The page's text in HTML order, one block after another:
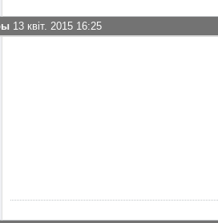
13 квіт. 2015 16:25